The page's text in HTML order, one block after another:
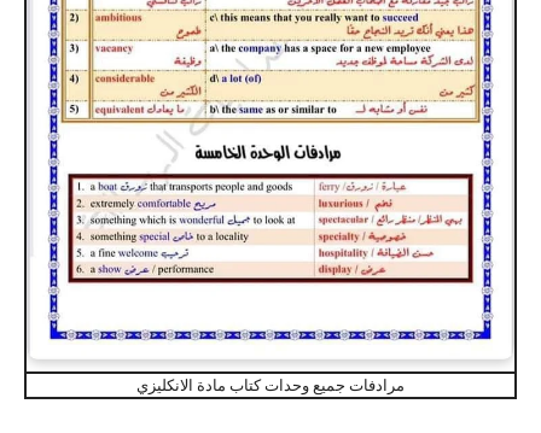
مرادفات جميع وحدات كتاب مادة الانكليزي